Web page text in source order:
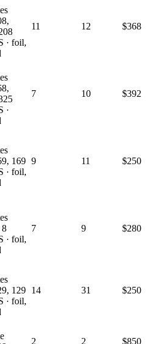
· foil,
11 12 $368
·
7 10 $392
169
· foil,
9 11 $250
8
· foil,
7 9 $280
129
· foil,
14 31 $250
2 2 $850